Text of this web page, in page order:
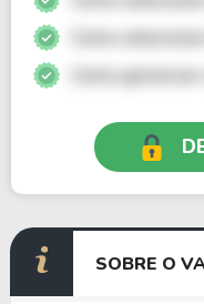
Como
Como
SOBRE O